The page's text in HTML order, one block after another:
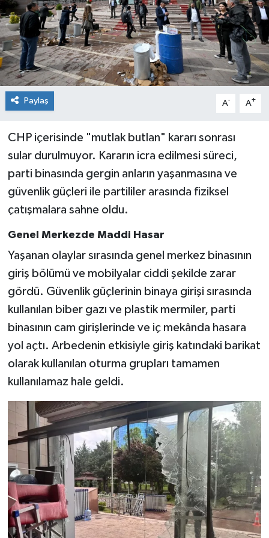
Paylaş A- A+
CHP içerisinde "mutlak butlan" kararı sonrası
sular durulmuyor. Kararın icra edilmesi süreci,
parti binasında gergin anların yaşanmasına ve
güvenlik güçleri ile partililer arasında fiziksel
çatışmalara sahne oldu.
Genel Merkezde Maddi Hasar
Yaşanan olaylar sırasında genel merkez binasının
giriş bölümü ve mobilyalar ciddi şekilde zarar
gördü. Güvenlik güçlerinin binaya girişi sırasında
kullanılan biber gazı ve plastik mermiler, parti
binasının cam girişlerinde ve iç mekânda hasara
yol açtı. Arbedenin etkisiyle giriş katındaki barikat
olarak kullanılan oturma grupları tamamen
kullanılamaz hale geldi.